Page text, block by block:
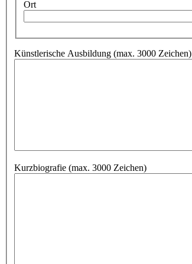
Ort
Künstlerische Ausbildung (max. 3000 Zeichen)
Kurzbiografie (max. 3000 Zeichen)